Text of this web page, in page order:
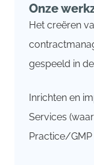
Onze
Het creëren
gespeeld in
Inrichten en
Services
Practice/GMP